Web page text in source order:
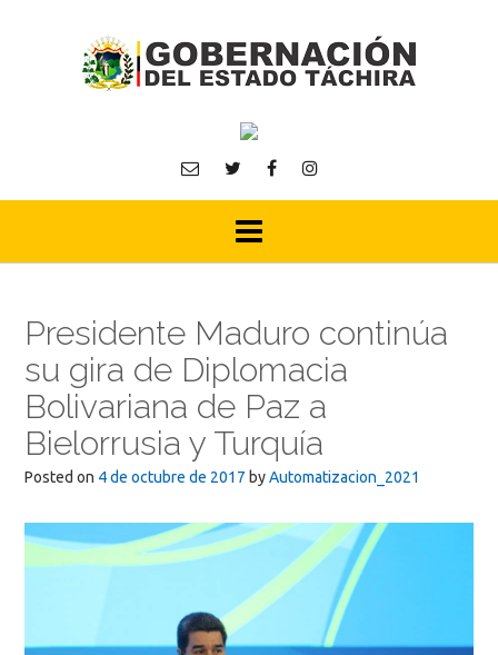
Presidente Maduro continúa
su gira de Diplomacia
Bolivariana de Paz a
Bielorrusia y Turquía
Posted on 4 de octubre de 2017 byAutomatizacion_2021